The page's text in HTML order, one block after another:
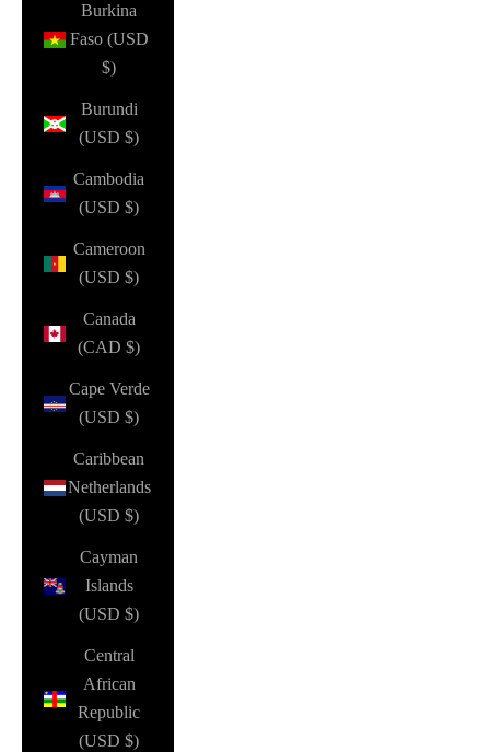
Burkina
Faso (USD
$)
Burundi
(USD $)
Cambodia
(USD $)
Cameroon
(USD $)
Canada
(CAD $)
Cape Verde
(USD $)
Caribbean
Netherlands
(USD $)
Cayman
Islands
(USD $)
Central
African
Republic
(USD $)